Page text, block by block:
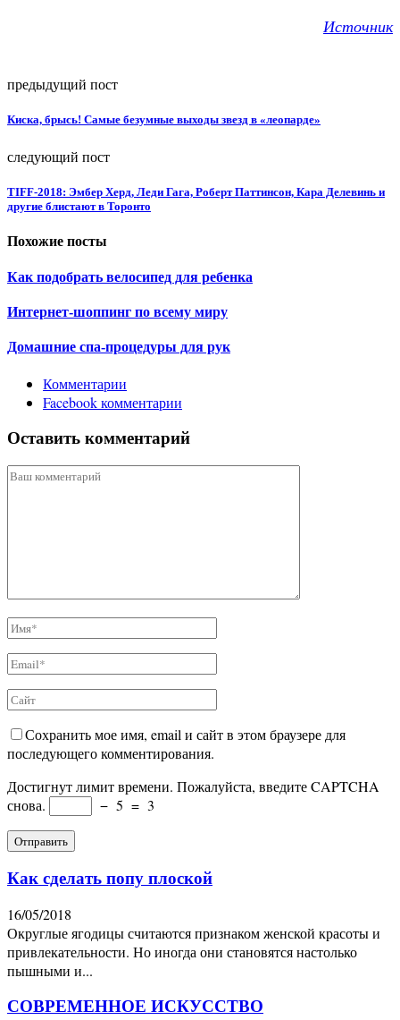
Источник
предыдущий пост
Киска, брысь! Самые безумные выходы звезд в «леопарде»
следующий пост
TIFF-2018: Эмбер Херд, Леди Гага, Роберт Паттинсон, Кара Делевинь и
другие блистают в Торонто
Похожие посты
Как подобрать велосипед для ребенка
Интернет-шоппинг по всему миру
Домашние спа-процедуры для рук
Комментарии
Facebook комментарии
Оставить комментарий
Сохранить мое имя, email и сайт в этом браузере для
последующего комментирования.
Достигнут лимит времени. Пожалуйста, введите CAPTCHA
снова.
− 5 = 3
Как сделать попу плоской
16/05/2018
Округлые ягодицы считаются признаком женской красоты и
привлекательности. Но иногда они становятся настолько
пышными и...
СОВРЕМЕННОЕ ИСКУССТВО